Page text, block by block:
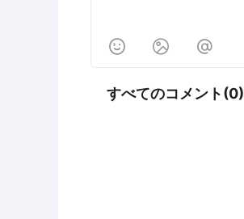
  
すべてのコメント(0)